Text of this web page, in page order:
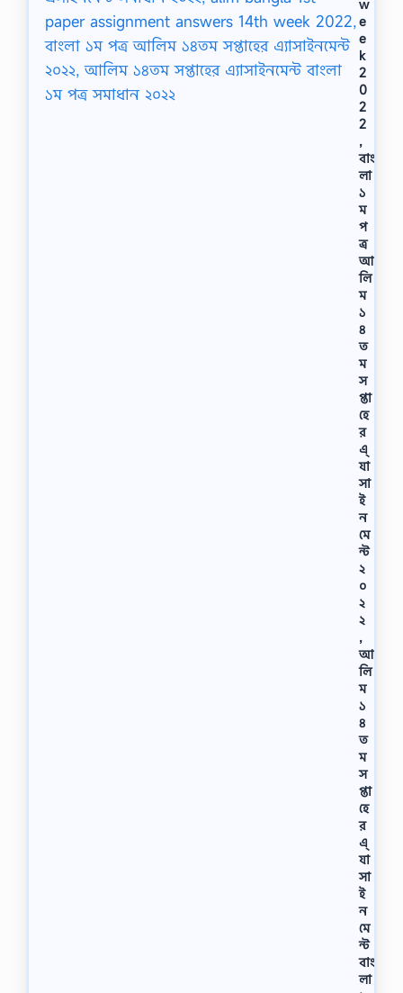
w
e
e
k
2
0
2
2
,
বাং
লা
১
ম
প
ত্র
আ
লি
ম
১
৪
ত
ম
স
প্তা
হে
র
এ্
যা
সা
ই
ন
মে
ন্ট
২
০
২
২
,
আ
লি
ম
১
৪
ত
ম
স
প্তা
হে
র
এ্
যা
সা
ই
ন
মে
ন্ট
বাং
লা